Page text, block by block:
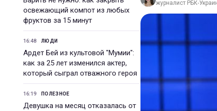
освежающий компот из любых
фруктов за 15 минут
16:48 ЛЮДИ
Ардет Бей из культовой "Мумии":
как за 25 лет изменился актер,
который сыграл отважного героя
16:19 ПОЛЕЗНОЕ
Девушка на месяц отказалась от
журналист РБК-